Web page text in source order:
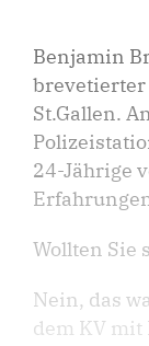
Benjamin
brevetierter
St.Gallen.
24-Jährige
Wollten Sie
Nein, das
dem KV mit